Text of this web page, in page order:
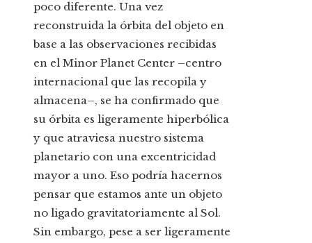
poco diferente. Una vez
reconstruida la órbita del objeto en
base a las observaciones recibidas
en el Minor Planet Center –centro
internacional que las recopila y
almacena–, se ha confirmado que
su órbita es ligeramente hiperbólica
y que atraviesa nuestro sistema
planetario con una excentricidad
mayor a uno. Eso podría hacernos
pensar que estamos ante un objeto
no ligado gravitatoriamente al Sol.
Sin embargo, pese a ser ligeramente